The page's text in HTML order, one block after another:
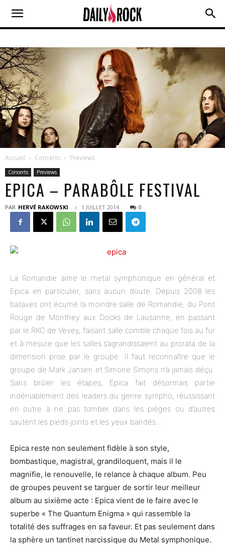
Accueil Concerts Previews
Concerts Previews
EPICA – PARABÔLE FESTIVAL
PAR HERVÉ RAKOWSKI 1 JUILLET 2014 0
La Romandie aime le metal symphonique en général et
Epica en particulier, sans aucun doute. Depuis 2008 les
bataves ont écumé la moindre salle de Romandie, du Pont
Rouge de Monthey aux Docks de Lausanne, en passant
par le RKC de Vevey, faisant salle comble chaque fois au fur
et à mesure que les salles s’agrandissaient au prorata de la
dimension prise par le groupe. Il faut reconnaître que le
groupe de Mark Jansen et Simone Simons n’a jamais déçu.
Sans brûler les étapes, Epica fait désormais partie
indéniablement des leaders du genre sympho, réussissant
en outre à ne pas tomber dans les pièges ou d’autres
sautent les pieds joints et les yeux bandés…
Epica reste non seulement fidèle à son style,
bombastique, magistral, grandiloquent, mais il le
magnifie, le renouvelle, le relance à chaque album. Peu
de groupes peuvent se targuer de sortir leur meilleur
album au sixième acte : Epica vient de le faire avec le
superbe « The Quantum Enigma » qui rassemble la
totalité des suffrages en sa faveur. Et pas seulement dans
la sphère un tantinet narcissique du Metal symphonique.